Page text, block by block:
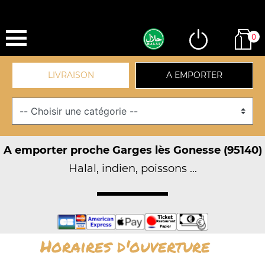
0
LIVRAISON A EMPORTER
A emporter proche Garges lès Gonesse (95140)
Halal, indien, poissons ...
Horaires d'ouverture